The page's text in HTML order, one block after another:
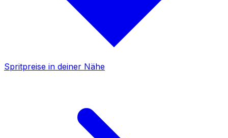
Spritpreise in deiner Nähe